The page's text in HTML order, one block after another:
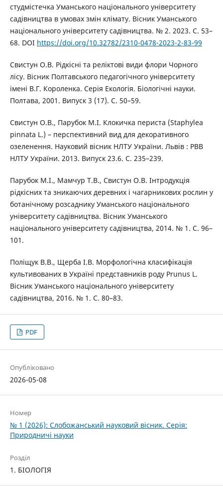
студмістечка Уманського національного університету
садівництва в умовах змін клімату. Вісник Уманського
національного університету садівництва. № 2. 2023. С. 53–
68. DOI https://doi.org/10.32782/2310-0478-2023-2-83-99
Свистун О.В. Рідкісні та реліктові види флори Чорного
лісу. Вісник Полтавського педагогічного університету
імені В.Г. Короленка. Серія Екологія. Біологічні науки.
Полтава, 2001. Випуск 3 (17). С. 50–59.
Свистун О.В., Парубок М.І. Клокичка периста (Staphylea
pinnata L.) – перспективний вид для декоративного
озеленення. Науковий вісник НЛТУ України. Львів : РВВ
НЛТУ України. 2013. Випуск 23.6. С. 235–239.
Парубок М.І., Мамчур Т.В., Свистун О.В. Інтродукція
рідкісних та зникаючих деревних і чагарникових рослин у
ботанічному розсаднику Уманського національного
університету садівництва. Вісник Уманського
національного університету садівництва, 2014. № 1. С. 96–
101.
Поліщук В.В., Щерба І.В. Морфологічна класифікація
культивованих в Україні представників роду Prunus L.
Вісник Уманського національного університету
садівництва, 2016. № 1. С. 80–83.
PDF
Опубліковано
2026-05-08
Номер
№ 1 (2026): Слобожанський науковий вісник. Серія:
Природничі науки
Розділ
1. БІОЛОГІЯ